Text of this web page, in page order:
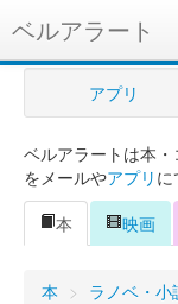
ベルアラート
ベルアラートとは
ヘルプ
新規登録
ログイン
アプリ
ベルアラートは本
をメールやアプリ
本
映画
本 > ラノベ・小